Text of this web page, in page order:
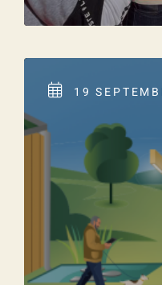
19